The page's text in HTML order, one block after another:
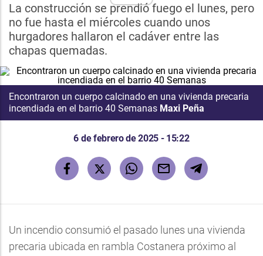
La construcción se prendió fuego el lunes, pero
no fue hasta el miércoles cuando unos
hurgadores hallaron el cadáver entre las
chapas quemadas.
Encontraron un cuerpo calcinado en una vivienda precaria
incendiada en el barrio 40 Semanas Maxi Peña
6 de febrero de 2025 - 15:22
Un incendio consumió el pasado lunes una vivienda
precaria ubicada en rambla Costanera próximo al